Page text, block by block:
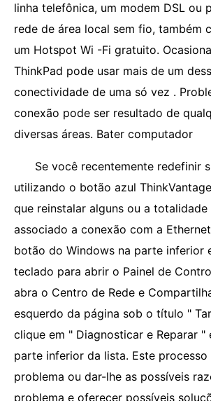
linha telefônica, um modem DSL ou
rede de área local sem fio, também
um Hotspot Wi -Fi gratuito.
ThinkPad pode usar mais de um
conectividade de uma só vez .
conexão pode ser resultado de
diversas áreas. Bater computador
Se você recentemente redefinir
utilizando o botão azul
que reinstalar alguns ou a
associado a conexão com a
botão do Windows na parte inferior
teclado para abrir o Painel de
abra o Centro de Rede e
esquerdo da página sob o título "
clique em " Diagnosticar e Reparar "
parte inferior da lista. Este
problema ou dar-lhe as possíveis
problema e oferecer possíveis